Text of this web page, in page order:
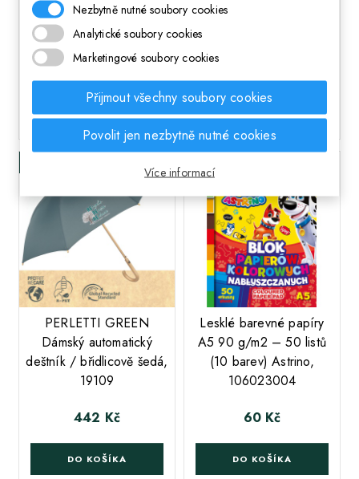
"HOLOmania", 10 barev,
312024001
DO KOŠÍKA DO KOŠÍKA
PERLETTI GREEN
Dámský automatický
deštník / břidlicově šedá,
19109
Cena
442 Kč
DO KOŠÍKA
Lesklé barevné papíry
A5 90 g/m2 – 50 listů
(10 barev) Astrino,
106023004
Cena
60 Kč
DO KOŠÍKA
Nezbytně nutné soubory cookies
Analytické soubory cookies
Marketingové soubory cookies
Přijmout všechny soubory cookies
Povolit jen nezbytně nutné cookies
Více informací